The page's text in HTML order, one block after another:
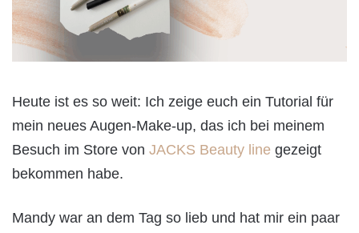
Heute ist es so weit: Ich zeige euch ein Tutorial für
mein neues Augen-Make-up, das ich bei meinem
Besuch im Store von JACKS Beauty line gezeigt
bekommen habe.
Mandy war an dem Tag so lieb und hat mir ein paar